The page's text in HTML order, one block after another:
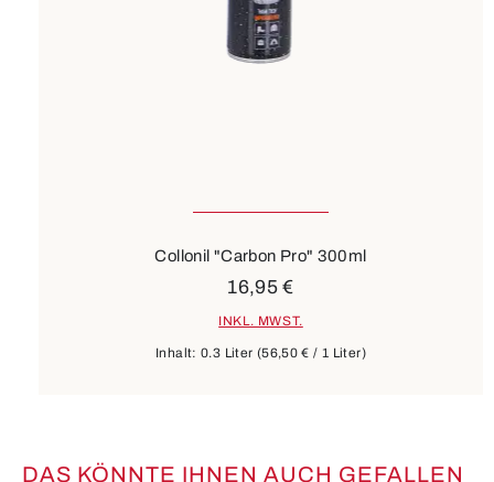
Collonil "Carbon Pro" 300ml
Inhalt:0.3 Liter (56,50 € / 1 Liter)
16,95 €
INKL. MWST.
Produktgalerie überspringen
DAS KÖNNTE IHNEN AUCH GEFALLEN